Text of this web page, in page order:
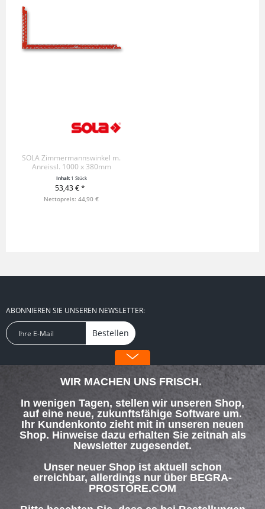
SOLA Zimmermannswinkel m.
Anreissl. 1000 x 380mm
Inhalt 1 Stück
53,43 € *
+ IN DEN WARENKORB
Nettopreis: 44,90 €
ABONNIEREN SIE UNSEREN NEWSLETTER:
Bestellen
FOLGEN SIE UNS:
WIR MACHEN UNS FRISCH.
In wenigen Tagen, stellen wir unseren Shop,
auf eine neue, zukunftsfähige Software um.
Ihr Kundenkonto zieht mit in unseren neuen
Shop. Hinweise dazu erhalten Sie zeitnah als
Newsletter zugesendet.
Unser neuer Shop ist aktuell schon
erreichbar, allerdings nur über BEGRA-
PROSTORE.COM
SERVICE HOTLINE
SHOP SERVICE